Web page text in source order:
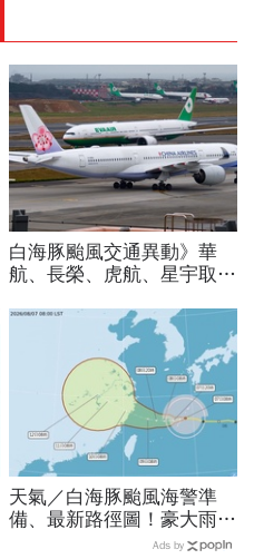
白海豚颱風交通異動》華
航、長榮、虎航、星宇取消
飛沖繩！台鐵高鐵公路管制
天氣／白海豚颱風海警準
備、最新路徑圖！豪大雨紫
爆區、影響時間曝光，8/8
Ads by